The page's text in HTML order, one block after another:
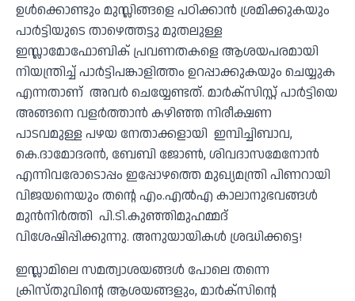
ഉൾക്കൊണ്ടും മുസ്ലിങ്ങളെ പഠിക്കാൻ ശ്രമിക്കുകയും
പാർട്ടിയുടെ താഴെത്തട്ടു മുതലുള്ള
ഇസ്ലാമോഫോബിക് പ്രവണതകളെ ആശയപരമായി
നിയന്ത്രിച്ച് പാർട്ടിപങ്കാളിത്തം ഉറപ്പാക്കുകയും ചെയ്യുക
എന്നതാണ് അവർ ചെയ്യേണ്ടത്. മാർക്സിസ്റ്റ് പാർട്ടിയെ
അങ്ങനെ വളർത്താൻ കഴിഞ്ഞ നിരീക്ഷണ
പാടവമുള്ള പഴയ നേതാക്കളായി ഇമ്പിച്ചിബാവ,
കെ.ദാമോദരൻ, ബേബി ജോൺ, ശിവദാസമേനോൻ
എന്നിവരോടൊപ്പം ഇപ്പോഴത്തെ മുഖ്യമന്ത്രി പിണറായി
വിജയനെയും തൻ്റെ എം.എൽഎ കാലാനുഭവങ്ങൾ
മുൻനിർത്തി പി.ടി.കുഞ്ഞിമുഹമ്മദ്
വിശേഷിപ്പിക്കുന്നു. അനുയായികൾ ശ്രദ്ധിക്കട്ടെ!
ഇസ്ലാമിലെ സമത്വാശയങ്ങൾ പോലെ തന്നെ
ക്രിസ്തുവിൻ്റെ ആശയങ്ങളും, മാർക്സിൻ്റെ